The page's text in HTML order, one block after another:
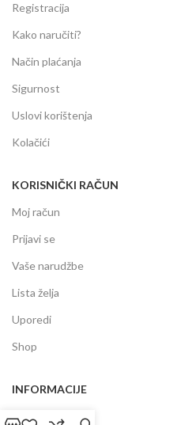
Registracija
Kako naručiti?
Način plaćanja
Sigurnost
Uslovi korištenja
Kolačići
KORISNIČKI RAČUN
Moj račun
Prijavi se
Vaše narudžbe
Lista želja
Uporedi
Shop
INFORMACIJE
Prodajni centar